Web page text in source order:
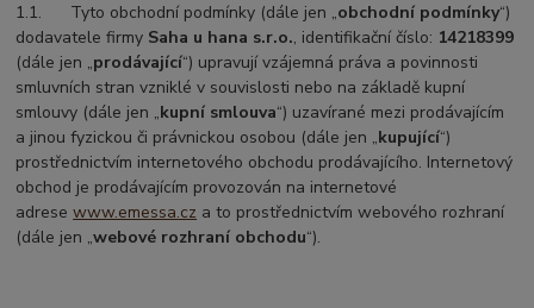
1.1. Tyto obchodní podmínky (dále jen „obchodní podmínky“)
dodavatele firmy Saha u hana s.r.o., identifikační číslo: 14218399
(dále jen „prodávající“) upravují vzájemná práva a povinnosti
smluvních stran vzniklé v souvislosti nebo na základě kupní
smlouvy (dále jen „kupní smlouva“) uzavírané mezi prodávajícím
a jinou fyzickou či právnickou osobou (dále jen „kupující“)
prostřednictvím internetového obchodu prodávajícího. Internetový
obchod je prodávajícím provozován na internetové
adresewww.emessa.cz a to prostřednictvím webového rozhraní
(dále jen „webové rozhraní obchodu“).